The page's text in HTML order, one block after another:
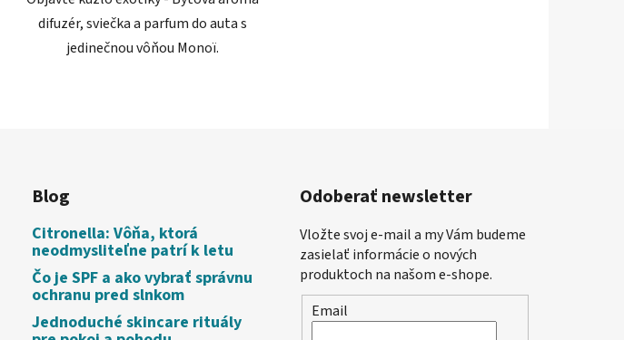
difuzér, sviečka a parfum do auta s
jedinečnou vôňou Monoï.
Blog
Citronella: Vôňa, ktorá
neodmysliteľne patrí k letu
Čo je SPF a ako vybrať správnu
ochranu pred slnkom
Jednoduché skincare rituály
Odoberať newsletter
Vložte svoj e-mail a my Vám budeme
zasielať informácie o nových
produktoch na našom e-shope.
Email